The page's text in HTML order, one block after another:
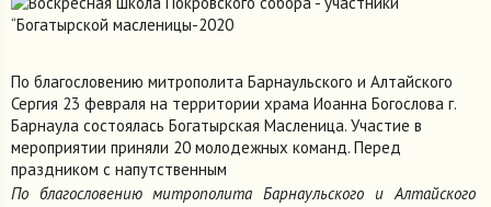
По благословению митрополита Барнаульского и Алтайского
Сергия 23 февраля на территории храма Иоанна Богослова г.
Барнаула состоялась Богатырская Масленица. Участие в
мероприятии приняли 20 молодежных команд. Перед
праздником с напутственным
По благословению митрополита Барнаульского и Алтайского